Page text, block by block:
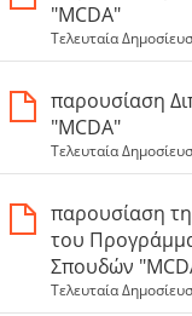
"ΜCDA"
Τελευταία
παρουσίαση
"ΜCDA"
Τελευταία
παρουσίαση
του
Σπουδών
Τελευταία